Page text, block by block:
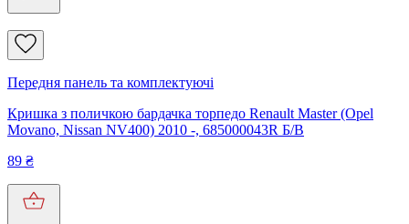
Передня панель та комплектуючі
Кришка з поличкою бардачка торпедо Renault Master (Opel
Movano, Nissan NV400) 2010 -, 685000043R Б/В
89 ₴